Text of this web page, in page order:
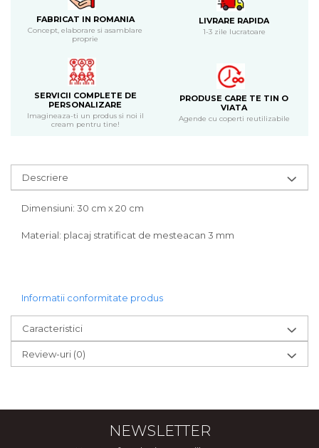
Cadouri pentru iubita
Cadouri pentru mama
Cadouri pentru tata
Cadouri pentru cea mai buna
Cadouri pentru bunici
Cadouri personalizate pentru nasi
Bijuterii
Ateliere - planse cu nisip colorat
FABRICAT IN ROMANIA
Concept, elaborare si asamblare
proprie
LIVRARE RAPIDA
1-3 zile lucratoare
SERVICII COMPLETE DE
PERSONALIZARE
Imagineaza-ti un produs si noi il
cream pentru tine!
PRODUSE CARE TE TIN O
VIATA
Agende cu coperti reutilizabile
Descriere
Dimensiuni: 30 cm x 20 cm
Material: placaj stratificat de mesteacan 3 mm
Informatii conformitate produs
Caracteristici
Review-uri (0)
NEWSLETTER